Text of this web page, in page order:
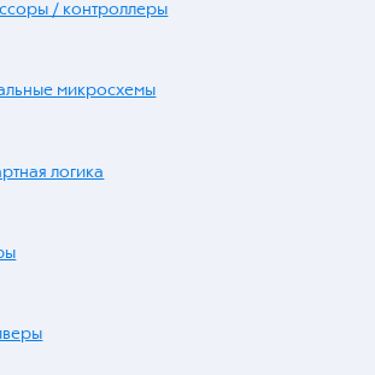
/ контроллеры
микросхемы
логика